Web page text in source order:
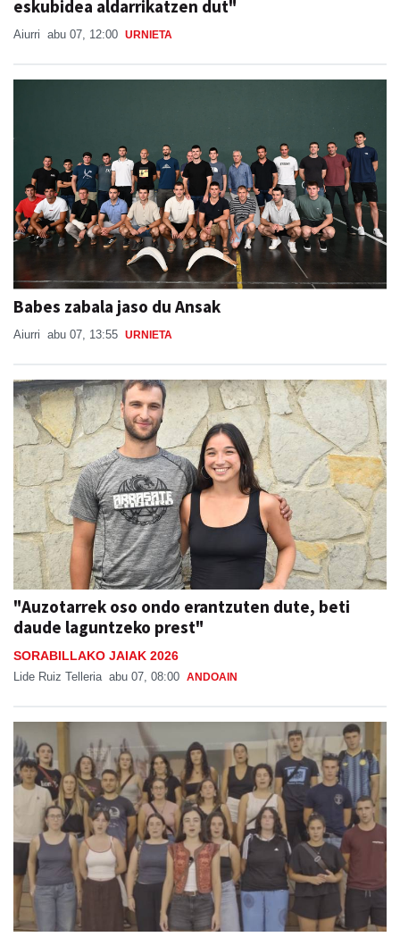
eskubidea aldarrikatzen dut"
Aiurri abu 07, 12:00 URNIETA
Babes zabala jaso du Ansak
Aiurri abu 07, 13:55 URNIETA
"Auzotarrek oso ondo erantzuten dute, beti
daude laguntzeko prest"
SORABILLAKO JAIAK 2026
Lide Ruiz Telleria abu 07, 08:00 ANDOAIN